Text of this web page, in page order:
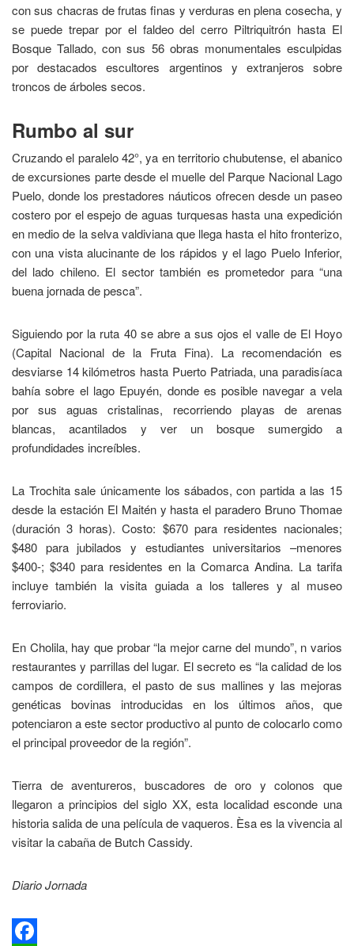
con sus chacras de frutas finas y verduras en plena cosecha, y
se puede trepar por el faldeo del cerro Piltriquitrón hasta El
Bosque Tallado, con sus 56 obras monumentales esculpidas
por destacados escultores argentinos y extranjeros sobre
troncos de árboles secos.
Rumbo al sur
Cruzando el paralelo 42°, ya en territorio chubutense, el abanico
de excursiones parte desde el muelle del Parque Nacional Lago
Puelo, donde los prestadores náuticos ofrecen desde un paseo
costero por el espejo de aguas turquesas hasta una expedición
en medio de la selva valdiviana que llega hasta el hito fronterizo,
con una vista alucinante de los rápidos y el lago Puelo Inferior,
del lado chileno. El sector también es prometedor para “una
buena jornada de pesca”.
Siguiendo por la ruta 40 se abre a sus ojos el valle de El Hoyo
(Capital Nacional de la Fruta Fina). La recomendación es
desviarse 14 kilómetros hasta Puerto Patriada, una paradisíaca
bahía sobre el lago Epuyén, donde es posible navegar a vela
por sus aguas cristalinas, recorriendo playas de arenas
blancas, acantilados y ver un bosque sumergido a
profundidades increíbles.
La Trochita sale únicamente los sábados, con partida a las 15
desde la estación El Maitén y hasta el paradero Bruno Thomae
(duración 3 horas). Costo: $670 para residentes nacionales;
$480 para jubilados y estudiantes universitarios –menores
$400-; $340 para residentes en la Comarca Andina. La tarifa
incluye también la visita guiada a los talleres y al museo
ferroviario.
En Cholila, hay que probar “la mejor carne del mundo”, n varios
restaurantes y parrillas del lugar. El secreto es “la calidad de los
campos de cordillera, el pasto de sus mallines y las mejoras
genéticas bovinas introducidas en los últimos años, que
potenciaron a este sector productivo al punto de colocarlo como
el principal proveedor de la región”.
Tierra de aventureros, buscadores de oro y colonos que
llegaron a principios del siglo XX, esta localidad esconde una
historia salida de una película de vaqueros. Èsa es la vivencia al
visitar la cabaña de Butch Cassidy.
Diario Jornada